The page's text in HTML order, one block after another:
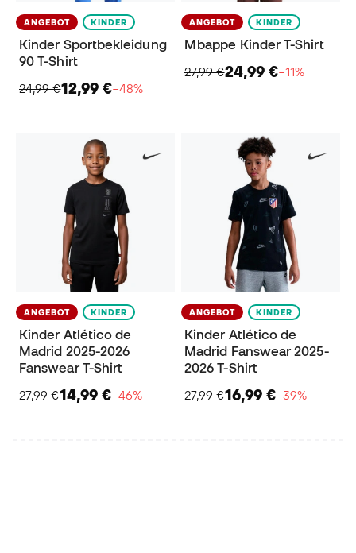
ANGEBOT KINDER
Kinder Sportbekleidung
90 T-Shirt
24,99 €12,99 €−48%
ANGEBOT KINDER
Mbappe Kinder T-Shirt
27,99 €24,99 €−11%
ANGEBOT KINDER
Kinder Atlético de
Madrid 2025-2026
Fanswear T-Shirt
27,99 €14,99 €−46%
ANGEBOT KINDER
Kinder Atlético de
Madrid Fanswear 2025-
2026 T-Shirt
27,99 €16,99 €−39%